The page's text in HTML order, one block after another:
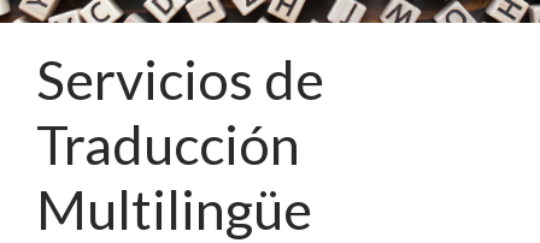
Servicios de
Traducción
Multilingüe